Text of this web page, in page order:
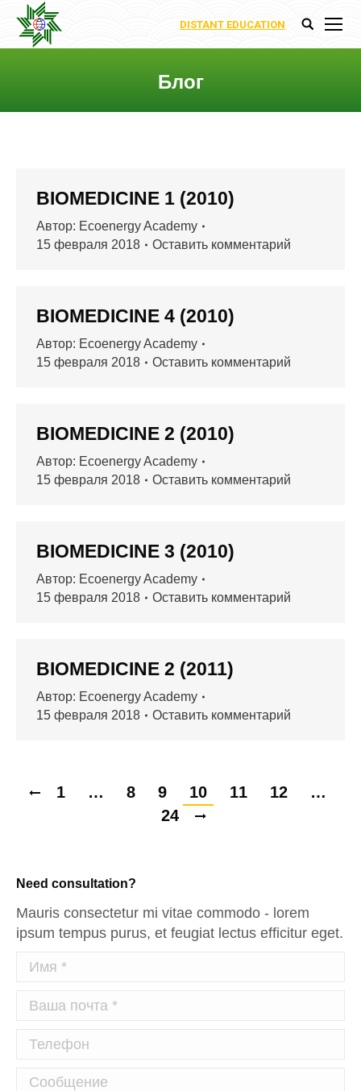
DISTANT EDUCATION Поиск:
Блог
BIOMEDICINE 1 (2010)
Автор: Ecoenergy Academy
15 февраля 2018
Оставить комментарий
BIOMEDICINE 4 (2010)
Автор: Ecoenergy Academy
15 февраля 2018
Оставить комментарий
BIOMEDICINE 2 (2010)
Автор: Ecoenergy Academy
15 февраля 2018
Оставить комментарий
BIOMEDICINE 3 (2010)
Автор: Ecoenergy Academy
15 февраля 2018
Оставить комментарий
BIOMEDICINE 2 (2011)
Автор: Ecoenergy Academy
15 февраля 2018
Оставить комментарий
1 … 8 9 10 11 12
…
24
Need consultation?
Mauris consectetur mi vitae commodo - lorem
ipsum tempus purus, et feugiat lectus efficitur eget.
Имя *
Ваша почта *
Телефон
Сообщение